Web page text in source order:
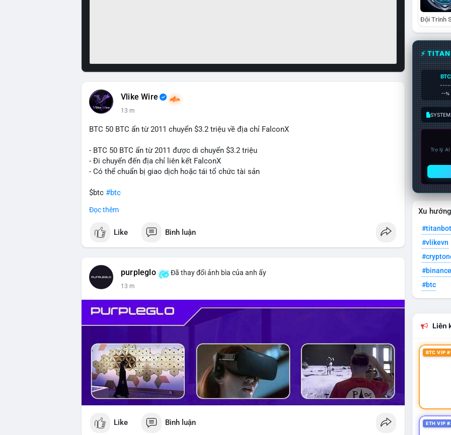
Vlike Wire
13 m
BTC 50 BTC ẩn từ 2011 chuyển $3.2 triệu về địa chỉ FalconX
- BTC 50 BTC ẩn từ 2011 được di chuyển $3.2 triệu
- Đi chuyển đến địa chỉ liên kết FalconX
- Có thể chuẩn bị giao dịch hoặc tái tổ chức tài sản
$btc #btc
#vlikevn
📰 Nguồn: CoinDesk
Đọc thêm
Like Bình luận
purpleglo Đã thay đổi ảnh bìa của anh ấy
13 m
Like Bình luận
⚡
BTC
--%
Trợ lý
Xu
#titanbot
#vlikevn
#btc
Liên
BTC VIP
ETH VIP